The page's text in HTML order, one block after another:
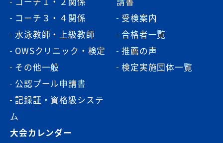
コーチ３・４関係
水泳教師・上級教師
OWSクリニック・検定
その他一般
公認プール申請書
記録証・資格級システ
ム
受検案内
合格者一覧
推薦の声
検定実施団体一覧
大会カレンダー